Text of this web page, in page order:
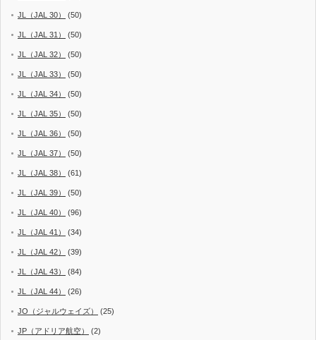
JL（JAL 30） (50)
JL（JAL 31） (50)
JL（JAL 32） (50)
JL（JAL 33） (50)
JL（JAL 34） (50)
JL（JAL 35） (50)
JL（JAL 36） (50)
JL（JAL 37） (50)
JL（JAL 38） (61)
JL（JAL 39） (50)
JL（JAL 40） (96)
JL（JAL 41） (34)
JL（JAL 42） (39)
JL（JAL 43） (84)
JL（JAL 44） (26)
JO（ジャルウェイズ） (25)
JP（アドリア航空） (2)